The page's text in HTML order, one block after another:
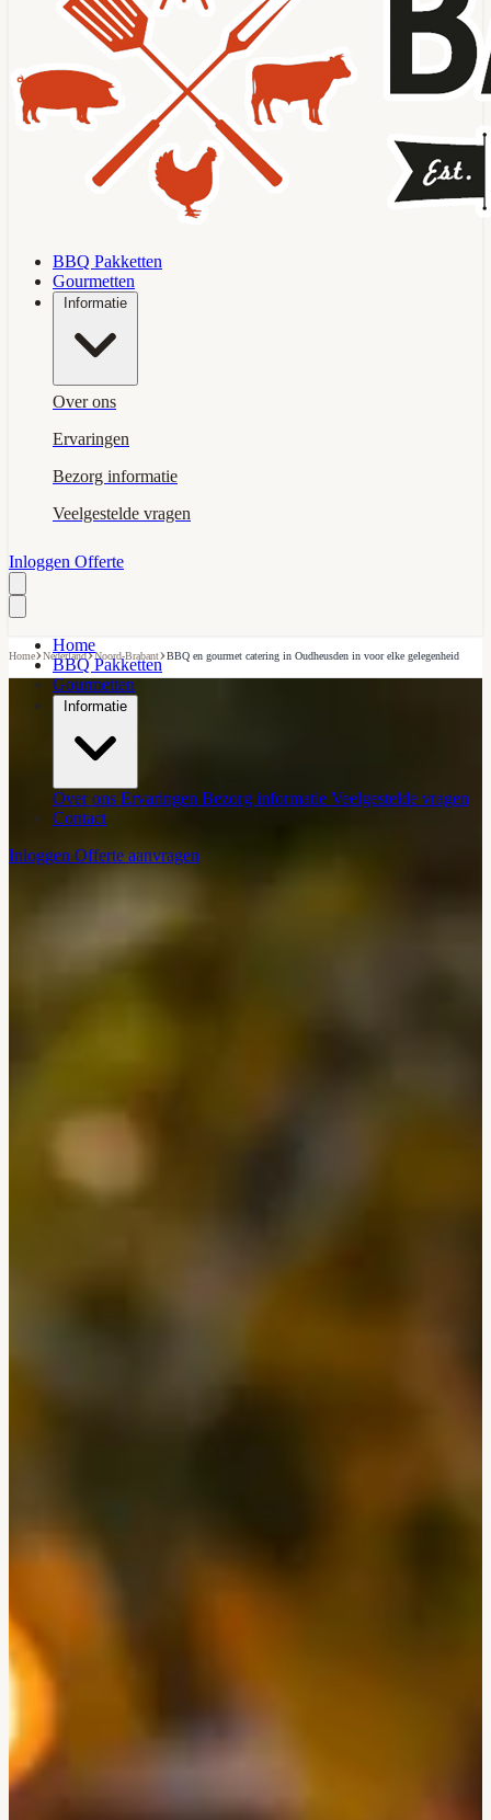
BBQ Pakketten
Gourmetten
Informatie
Over ons
Ervaringen
Bezorg informatie
Veelgestelde vragen
Inloggen Offerte
Home
BBQ Pakketten
Gourmetten
Informatie
Over ons Ervaringen Bezorg informatie Veelgestelde vragen
Contact
Inloggen Offerte aanvragen
Home›Nederland›Noord-Brabant›BBQ en gourmet catering in Oudheusden in voor elke gelegenheid